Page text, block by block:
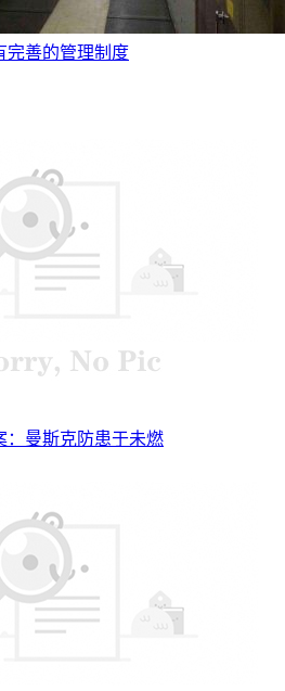
完善的管理制度
：曼斯克防患于未燃